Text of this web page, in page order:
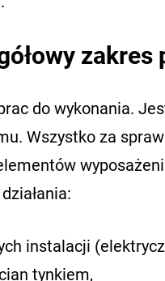
zakres
do wykonania.
Wszystko za
instalacji
tynkiem,